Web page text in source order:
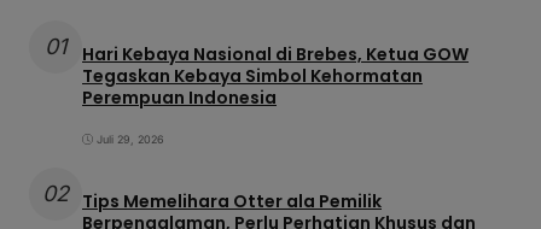
01
Hari Kebaya Nasional di Brebes, Ketua GOW
Tegaskan Kebaya Simbol Kehormatan
Perempuan Indonesia
Juli 29, 2026
02 Tips Memelihara Otter ala Pemilik
Berpengalaman, Perlu Perhatian Khusus dan